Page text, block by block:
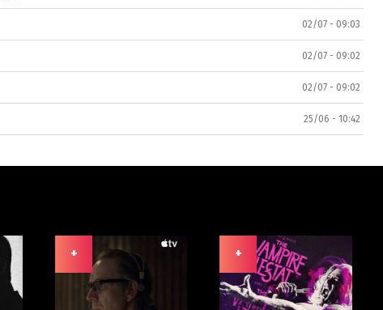
02/07 - 09:03
02/07 - 09:02
02/07 - 09:02
25/06 - 10:42
+ +